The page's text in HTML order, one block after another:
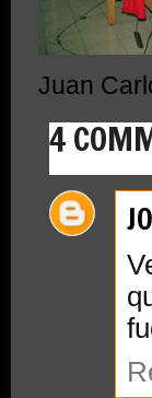
Juan
4